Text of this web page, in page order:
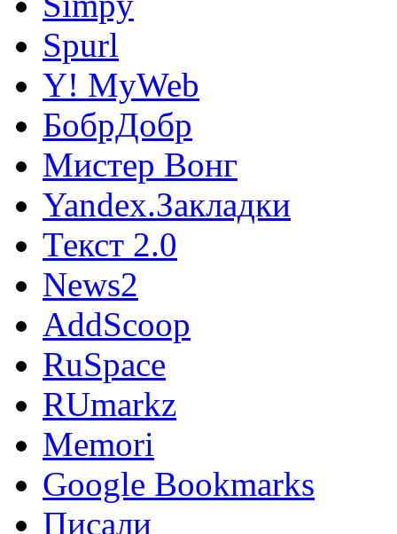
Spurl
Y! MyWeb
БобрДобр
Мистер Вонг
Yandex.Закладки
Текст 2.0
News2
AddScoop
RuSpace
RUmarkz
Memori
Google Bookmarks
Писали